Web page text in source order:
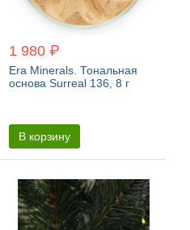
1 980 ₽
Era Minerals. Тональная
основа Surreal 136, 8 г
В корзину